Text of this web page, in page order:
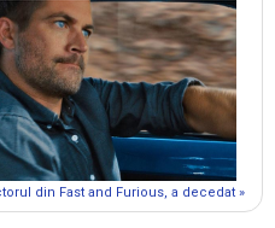
din Fast and Furious, a decedat »